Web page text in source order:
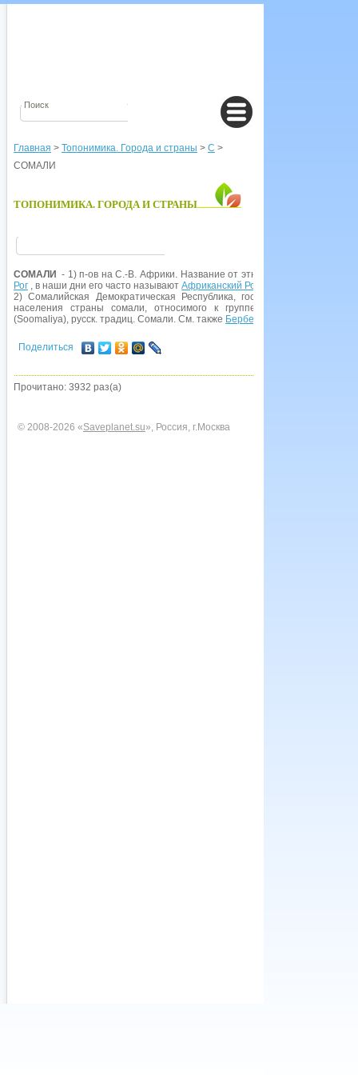
Главная > Топонимика. Города и страны > С >
СОМАЛИ
ТОПОНИМИКА. ГОРОДА И СТРАНЫ
СОМАЛИ - 1) п-oв на С.-В. Африки. Название от этнонима
Рог , в наши дни его часто называют Африканский Рог
2) Сомалийская Демократическая Республика, гос-во на С.-В.
населения страны сомали, относимого к группе кушитов. Совр.
(Soomaliya), русск. традиц. Сомали. См. также Бербера
Поделиться
Прочитано: 3932 раз(а)
© 2008-2026 «Saveplanet.su», Россия, г.Москва